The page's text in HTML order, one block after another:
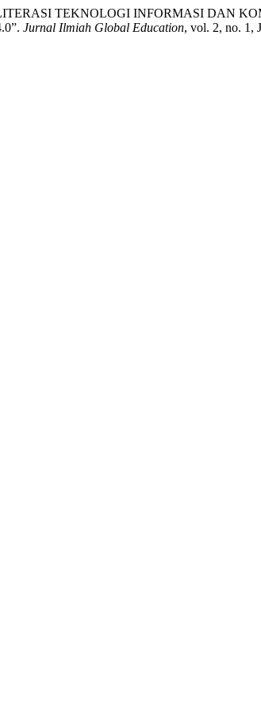
LITERASI TEKNOLOGI INFORMASI
Jurnal Ilmiah Global Education, vol. 2, no. 1,